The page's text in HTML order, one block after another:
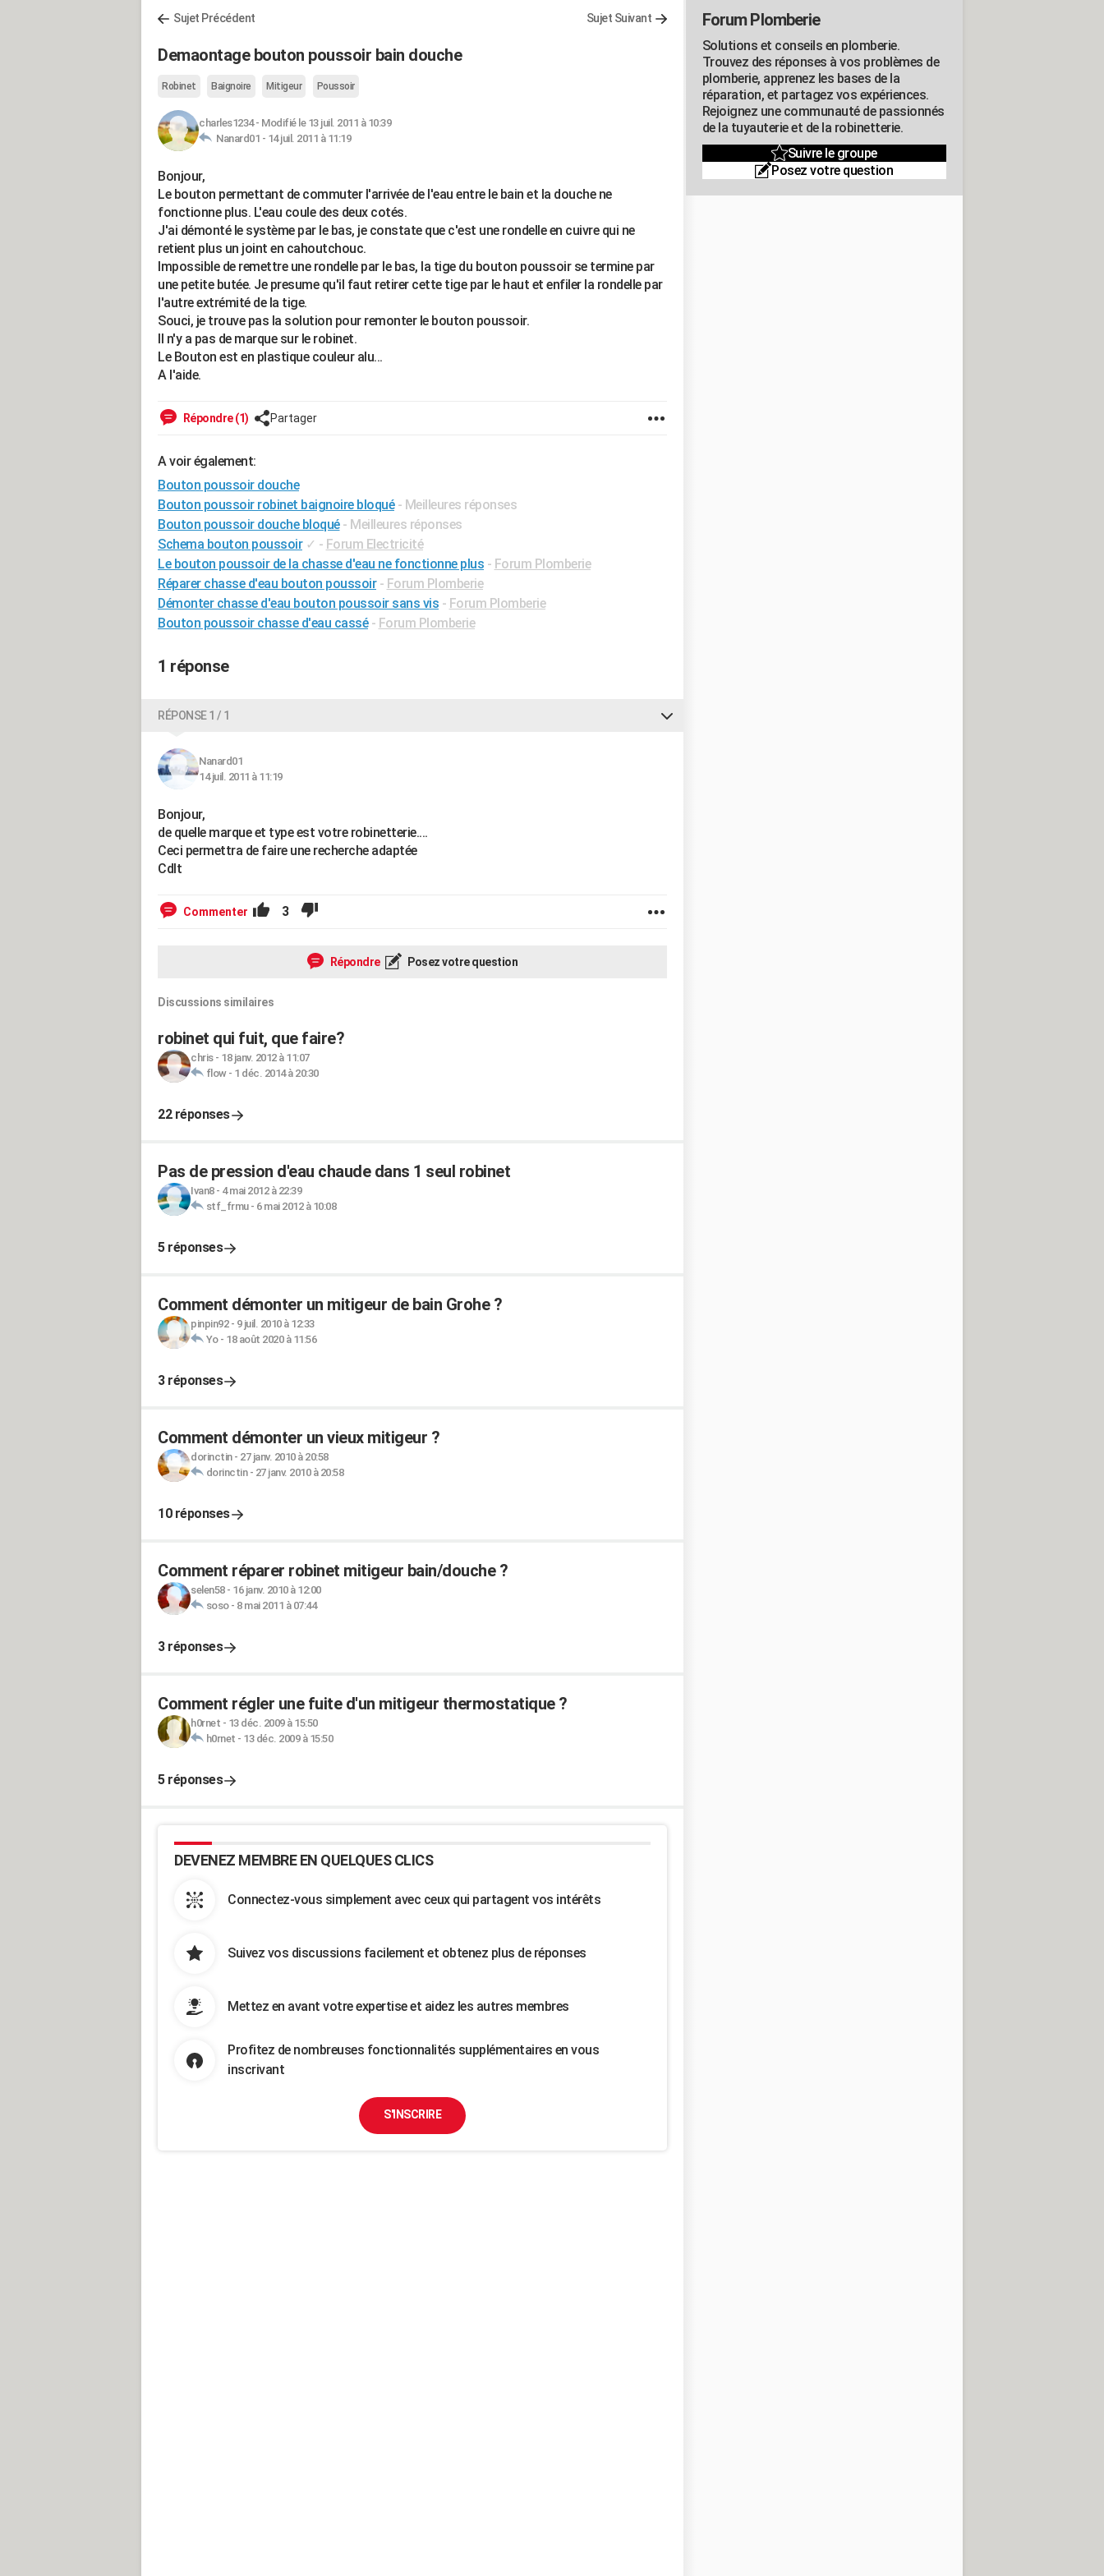
Sujet Précédent Sujet Suivant
Demaontage bouton poussoir bain douche
Robinet Baignoire Mitigeur Poussoir
charles1234- Modifié le 13 juil. 2011 à 10:39
Nanard01 - 14 juil. 2011 à 11:19
Bonjour,
Le bouton permettant de commuter l'arrivée de l'eau entre le bain et la douche ne
fonctionne plus. L'eau coule des deux cotés.
J'ai démonté le système par le bas, je constate que c'est une rondelle en cuivre qui ne
retient plus un joint en cahoutchouc.
Impossible de remettre une rondelle par le bas, la tige du bouton poussoir se termine par
une petite butée. Je presume qu'il faut retirer cette tige par le haut et enfiler la rondelle par
l'autre extrémité de la tige.
Souci, je trouve pas la solution pour remonter le bouton poussoir.
Il n'y a pas de marque sur le robinet.
Le Bouton est en plastique couleur alu...
A l'aide.
Répondre (1) Partager
A voir également:
Bouton poussoir douche
Bouton poussoir robinet baignoire bloqué - Meilleures réponses
Bouton poussoir douche bloqué - Meilleures réponses
Schema bouton poussoir ✓ - Forum Electricité
Le bouton poussoir de la chasse d'eau ne fonctionne plus - Forum Plomberie
Réparer chasse d'eau bouton poussoir - Forum Plomberie
Démonter chasse d'eau bouton poussoir sans vis - Forum Plomberie
Bouton poussoir chasse d'eau cassé - Forum Plomberie
1 réponse
RÉPONSE 1 / 1
Nanard01
14 juil. 2011 à 11:19
Bonjour,
de quelle marque et type est votre robinetterie....
Ceci permettra de faire une recherche adaptée
Cdlt
Commenter 3
Répondre Posez votre question
Discussions similaires
robinet qui fuit, que faire?
chris- 18 janv. 2012 à 11:07
flow- 1 déc. 2014 à 20:30
22 réponses
Pas de pression d'eau chaude dans 1 seul robinet
Ivan8- 4 mai 2012 à 22:39
stf_frmu- 6 mai 2012 à 10:08
5 réponses
Comment démonter un mitigeur de bain Grohe ?
pinpin92- 9 juil. 2010 à 12:33
Yo- 18 août 2020 à 11:56
3 réponses
Comment démonter un vieux mitigeur ?
dorinctin- 27 janv. 2010 à 20:58
dorinctin- 27 janv. 2010 à 20:58
10 réponses
Comment réparer robinet mitigeur bain/douche ?
selen58- 16 janv. 2010 à 12:00
soso- 8 mai 2011 à 07:44
3 réponses
Comment régler une fuite d'un mitigeur thermostatique ?
h0rnet - 13 déc. 2009 à 15:50
h0rnet - 13 déc. 2009 à 15:50
5 réponses
DEVENEZ MEMBRE EN QUELQUES CLICS
Connectez-vous simplement avec ceux qui partagent vos intérêts
Suivez vos discussions facilement et obtenez plus de réponses
Mettez en avant votre expertise et aidez les autres membres
Profitez de nombreuses fonctionnalités supplémentaires en vous
inscrivant
S'INSCRIRE
Forum Plomberie
Solutions et conseils en plomberie.
Trouvez des réponses à vos problèmes de
plomberie, apprenez les bases de la
réparation, et partagez vos expériences.
Rejoignez une communauté de passionnés
de la tuyauterie et de la robinetterie.
Suivre le groupe
Posez votre question